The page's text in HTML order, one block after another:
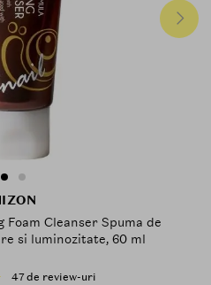
Foam Cleanser Spuma de
si luminozitate, 60 ml
47 de review-uri